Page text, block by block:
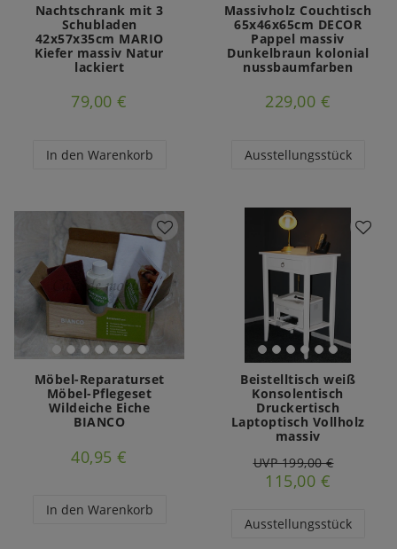
Nachtschrank mit 3
Schubladen
42x57x35cm MARIO
Kiefer massiv Natur
lackiert
79,00 €
In den Warenkorb
Massivholz Couchtisch
65x46x65cm DECOR
Pappel massiv
Dunkelbraun kolonial
nussbaumfarben
229,00 €
Ausstellungsstück
Möbel-Reparaturset
Möbel-Pflegeset
Wildeiche Eiche
BIANCO
40,95 €
In den Warenkorb
Beistelltisch weiß
Konsolentisch
Druckertisch
Laptoptisch Vollholz
massiv
UVP 199,00 €
115,00 €
Ausstellungsstück